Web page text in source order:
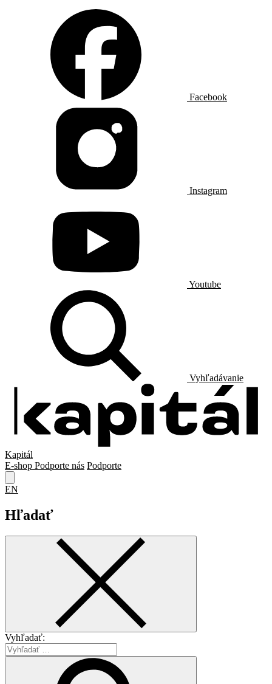
Facebook
Instagram
Youtube
Vyhľadávanie
Kapitál
E-shop Podporte nás Podporte
EN
Hľadať
Vyhľadať: